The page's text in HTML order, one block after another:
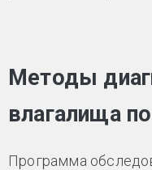
Методы
влагалища
Программа